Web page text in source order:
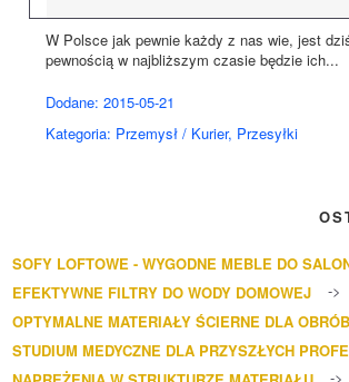
W Polsce jak pewnie każdy z nas wie, jest
pewnością w najbliższym czasie będzie ich...
Dodane: 2015-05-21
Kategoria: Przemysł / Kurier, Przesyłki
SOFY LOFTOWE - WYGODNE MEBLE DO
EFEKTYWNE FILTRY DO WODY DOMOWEJ
OPTYMALNE MATERIAŁY ŚCIERNE DLA
STUDIUM MEDYCZNE DLA PRZYSZŁYCH